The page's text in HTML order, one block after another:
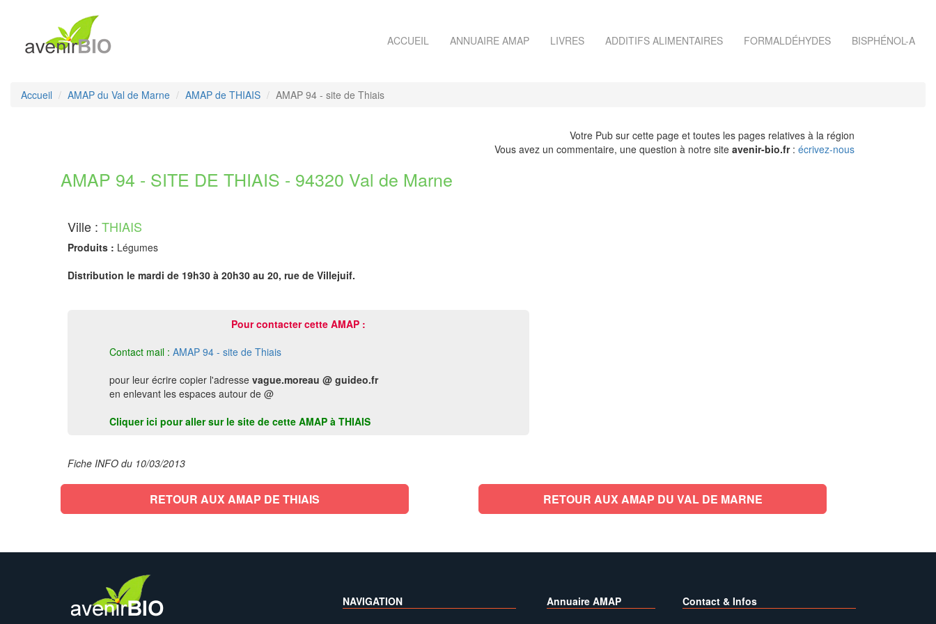
ACCUEIL ANNUAIRE AMAP LIVRES ADDITIFS ALIMENTAIRES FORMALDÉHYDES BISPHÉNOL-A
Accueil AMAP du Val de Marne AMAP de THIAIS AMAP 94 - site de Thiais
Votre Pub sur cette page et toutes les pages relatives à la région
Vous avez un commentaire, une question à notre site avenir-bio.fr: écrivez-nous
AMAP 94 - SITE DE THIAIS - 94320 Val de Marne
Ville : THIAIS
Produits : Légumes
Distribution le mardi de 19h30 à 20h30 au 20, rue de Villejuif.
Pour contacter cette AMAP :
Contact mail : AMAP 94 - site de Thiais
pour leur écrire copier l'adresse vague.moreau @ guideo.fr
en enlevant les espaces autour de @
Cliquer ici pour aller sur le site de cette AMAP à THIAIS
Fiche INFO du 10/03/2013
RETOUR AUX AMAP DE THIAIS RETOUR AUX AMAP DU VAL DE MARNE
NAVIGATION Annuaire AMAP Contact & Infos